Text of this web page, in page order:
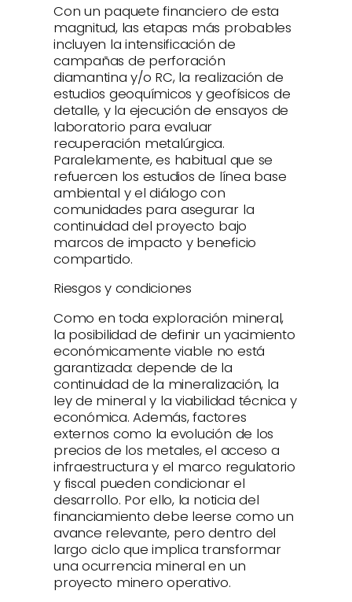
Con un paquete financiero de esta
magnitud, las etapas más probables
incluyen la intensificación de
campañas de perforación
diamantina y/o RC, la realización de
estudios geoquímicos y geofísicos de
detalle, y la ejecución de ensayos de
laboratorio para evaluar
recuperación metalúrgica.
Paralelamente, es habitual que se
refuercen los estudios de línea base
ambiental y el diálogo con
comunidades para asegurar la
continuidad del proyecto bajo
marcos de impacto y beneficio
compartido.
Riesgos y condiciones
Como en toda exploración mineral,
la posibilidad de definir un yacimiento
económicamente viable no está
garantizada: depende de la
continuidad de la mineralización, la
ley de mineral y la viabilidad técnica y
económica. Además, factores
externos como la evolución de los
precios de los metales, el acceso a
infraestructura y el marco regulatorio
y fiscal pueden condicionar el
desarrollo. Por ello, la noticia del
financiamiento debe leerse como un
avance relevante, pero dentro del
largo ciclo que implica transformar
una ocurrencia mineral en un
proyecto minero operativo.